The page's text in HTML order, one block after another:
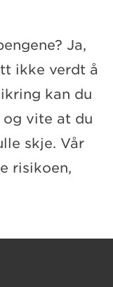
Ja,
ikke verdt å
kan du
og vite at du
skje. Vår
risikoen,